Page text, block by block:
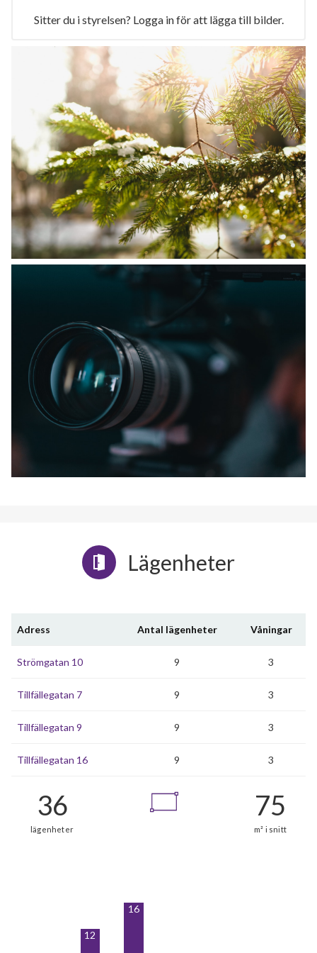
Sitter du i styrelsen? Logga in för att lägga till bilder.
Lägenheter
Adress Antal lägenheter Våningar
Strömgatan 10 9 3
Tillfällegatan 7 9 3
Tillfällegatan 9 9 3
Tillfällegatan 16 9 3
12
16